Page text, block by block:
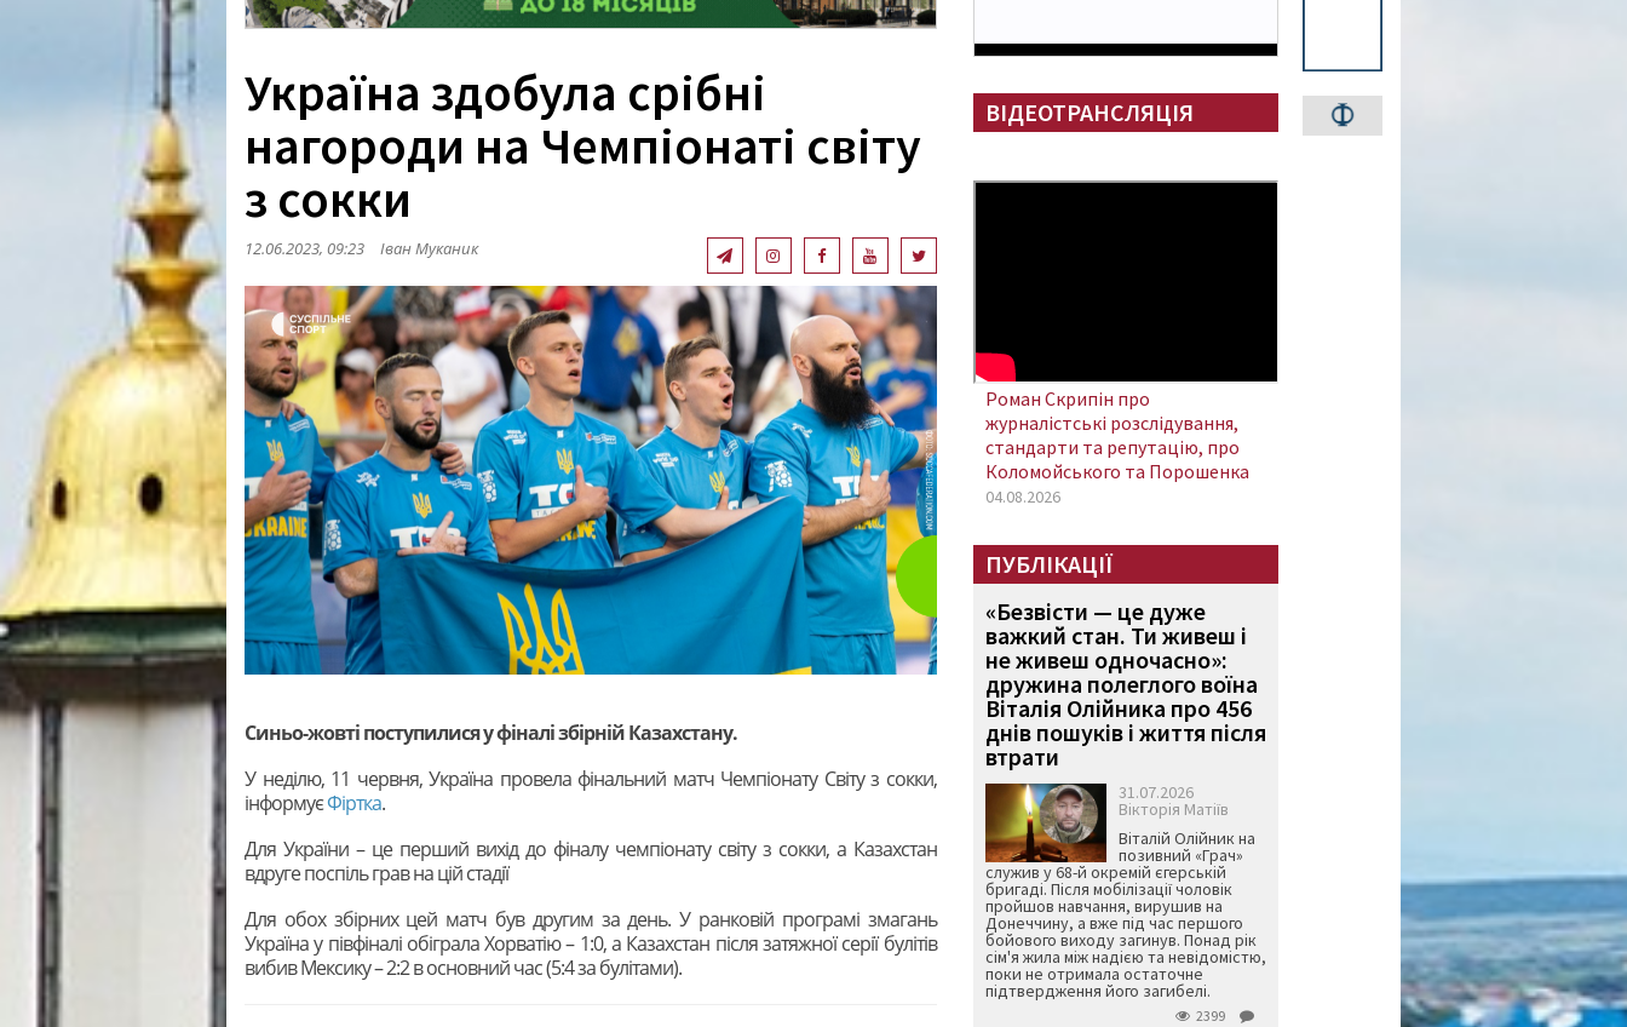
Україна здобула срібні
нагороди на Чемпіонаті світу
з сокки
12.06.2023, 09:23 Іван Муканик
Синьо-жовті поступилися у фіналі збірній Казахстану.
У неділю, 11 червня, Україна провела фінальний матч Чемпіонату Світу з сокки,
інформуєФіртка.
Для України – це перший вихід до фіналу чемпіонату світу з сокки, а Казахстан
вдруге поспіль грав на цій стадії
Для обох збірних цей матч був другим за день. У ранковій програмі змагань
Україна у півфіналі обіграла Хорватію – 1:0, а Казахстан після затяжної серії булітів
вибив Мексику – 2:2 в основний час (5:4 за булітами).
ВІДЕОТРАНСЛЯЦІЯ
Роман Скрипін про
журналістські розслідування,
стандарти та репутацію, про
Коломойського та Порошенка
04.08.2026
ПУБЛІКАЦІЇ
«Безвісти — це дуже
важкий стан. Ти живеш і
не живеш одночасно»:
дружина полеглого воїна
Віталія Олійника про 456
днів пошуків і життя після
втрати
31.07.2026
Вікторія Матіїв
Віталій Олійник на
позивний «Грач»
служив у 68-й окремій єгерській
бригаді. Після мобілізації чоловік
пройшов навчання, вирушив на
Донеччину, а вже під час першого
бойового виходу загинув. Понад рік
сім'я жила між надією та невідомістю,
поки не отримала остаточне
підтвердження його загибелі.
2399